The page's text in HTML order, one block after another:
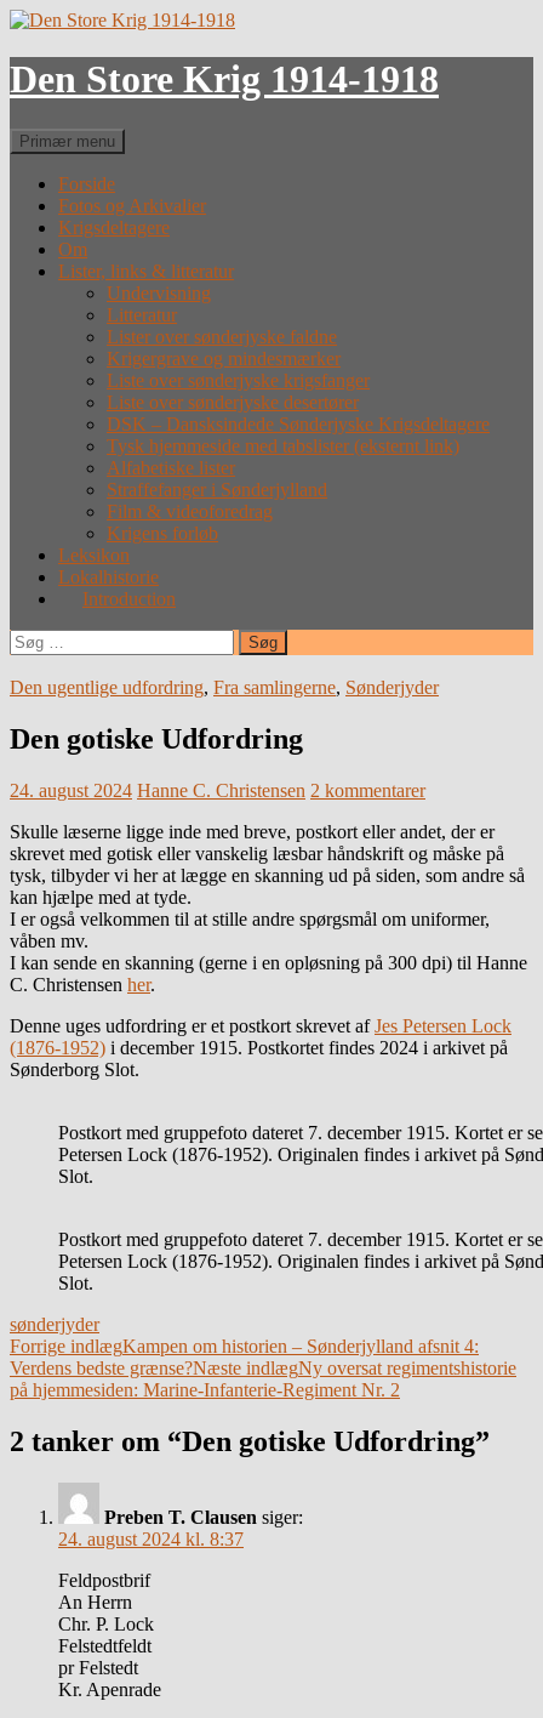
Hop
indhold
Den Store Krig 1914-1918
Søg
Primær menu
Forside
Fotos og Arkivalier
Krigsdeltagere
Om
Lister, links & litteratur
Undervisning
Litteratur
Lister over sønderjyske faldne
Krigergrave og mindesmærker
Liste over sønderjyske krigsfanger
Liste over sønderjyske desertører
DSK – Dansksindede Sønderjyske Krigsdeltagere
Tysk hjemmeside med tabslister (eksternt link)
Alfabetiske lister
Straffefanger i Sønderjylland
Film & videoforedrag
Krigens forløb
Leksikon
Lokalhistorie
Introduction
Søg
efter:
Den ugentlige udfordring, Fra samlingerne, Sønderjyder
Den gotiske Udfordring
24. august 2024 Hanne C. Christensen 2 kommentarer
Skulle læserne ligge inde med breve, postkort eller andet, der er
skrevet med gotisk eller vanskelig læsbar håndskrift og måske på
tysk, tilbyder vi her at lægge en skanning ud på siden, som andre så
kan hjælpe med at tyde.
I er også velkommen til at stille andre spørgsmål om uniformer,
våben mv.
I kan sende en skanning (gerne i en opløsning på 300 dpi) til Hanne
C. Christensen her.
Denne uges udfordring er et postkort skrevet afJes Petersen Lock
(1876-1952) i december 1915. Postkortet findes 2024 i arkivet på
Sønderborg Slot.
Postkort med gruppefoto dateret 7. december 1915. Kortet er
Petersen Lock (1876-1952). Originalen findes i arkivet på
Slot.
Postkort med gruppefoto dateret 7. december 1915. Kortet er
Petersen Lock (1876-1952). Originalen findes i arkivet på
Slot.
sønderjyder
Indlægsnavigation
Forrige indlægKampen om historien – Sønderjylland afsnit 4:
Verdens bedste grænse?Næste indlægNy oversat regimentshistorie
på hjemmesiden: Marine-Infanterie-Regiment Nr. 2
2 tanker om “Den gotiske Udfordring”
Preben T. Clausen siger:
24. august 2024 kl. 8:37
Feldpostbrif
An Herrn
Chr. P. Lock
Felstedtfeldt
pr Felstedt
Kr. Apenrade